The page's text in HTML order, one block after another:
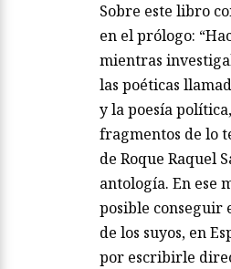
Sobre este libro
en el prólogo:
mientras
las poéticas
y la poesía
fragmentos de lo
de Roque Raquel
antología. En ese
posible conseguir
de los suyos, en
por escribirle